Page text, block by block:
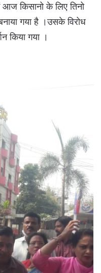
आज किसानो के लिए तिनो
गया है ।उसके विरोध
किया गया ।